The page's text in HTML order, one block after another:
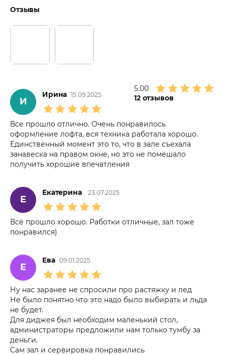
Отзывы
5.00
12отзывов
И
Ирина 15.09.2025
Все прошло отлично. Очень понравилось
оформление лофта, вся техника работала хорошо.
Единственный момент это то, что в зале съехала
занавеска на правом окне, но это не помешало
получить хорошие впечатления
Е
Екатерина 23.07.2025
Всё прошло хорошо. Работки отличные, зал тоже
понравился)
Е
Ева 09.01.2025
Ну нас заранее не спросили про растяжку и лед
Не было понятно что это надо было выбирать и льда
не будет.
Для диджея был необходим маленький стол,
администраторы предложили нам только тумбу за
деньги.
Сам зал и сервировка понравились